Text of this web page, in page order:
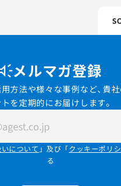
メルマガ登録
方法や様々な事例など、貴
を定期的にお届けします。
について 」及び「クッキーポリ
る